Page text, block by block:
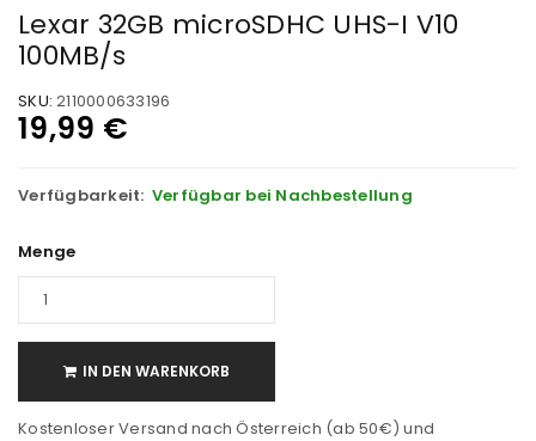
Lexar 32GB microSDHC UHS-I V10
100MB/s
SKU: 2110000633196
19,99 €
Verfügbarkeit: Verfügbar bei Nachbestellung
Menge
IN DEN WARENKORB
Kostenloser Versand nach Österreich (ab 50€) und